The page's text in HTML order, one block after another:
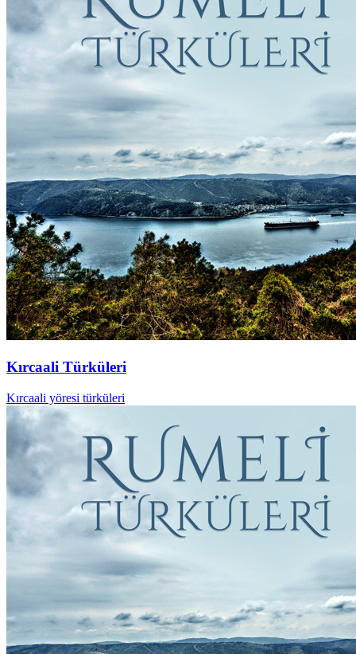
Kırcaali Türküleri
Kırcaali yöresi türküleri